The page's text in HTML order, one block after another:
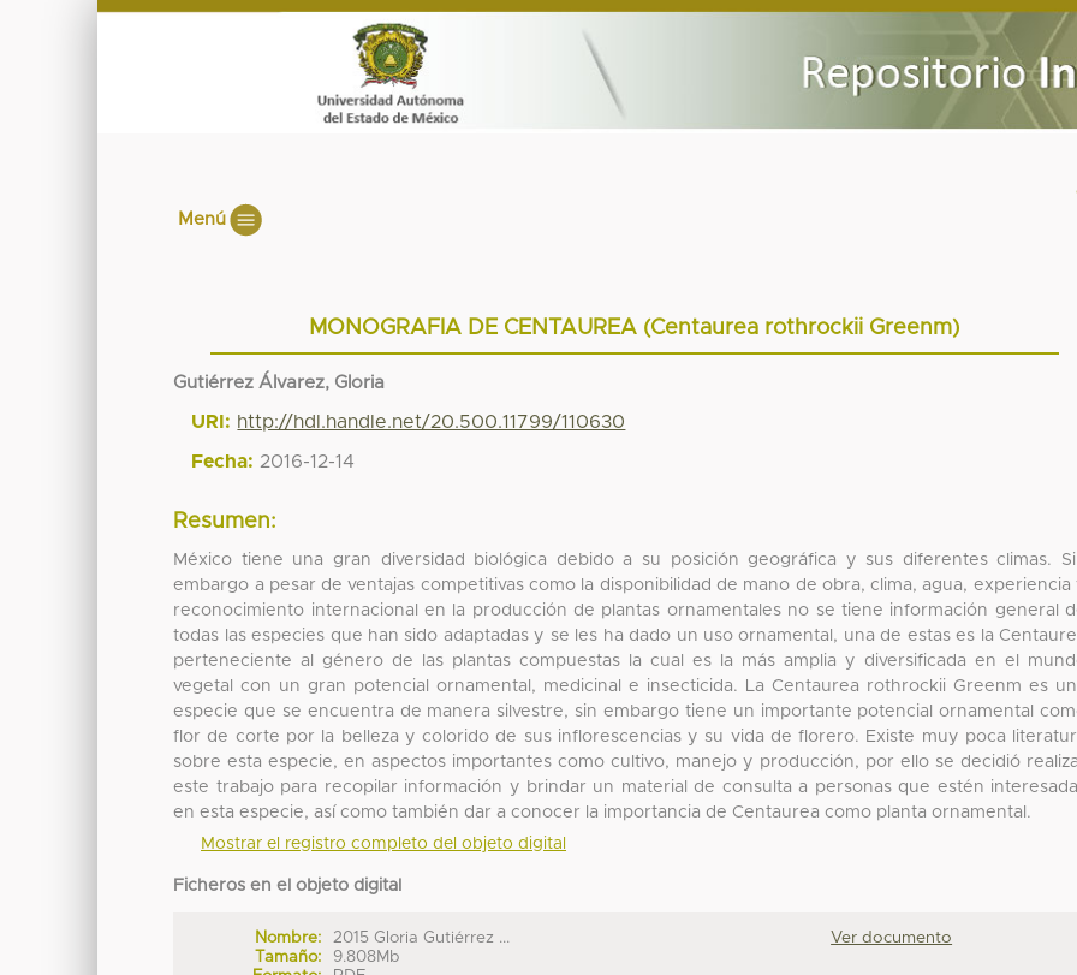
Menú
MONOGRAFIA DE CENTAUREA (Centaurea rothrockii Greenm)
Gutiérrez Álvarez, Gloria
URI: http://hdl.handle.net/20.500.11799/110630
Fecha: 2016-12-14
Resumen:
México tiene una gran diversidad biológica debido a su posición geográfica y sus diferentes climas.
embargo a pesar de ventajas competitivas como la disponibilidad de mano de obra, clima, agua, experiencia
reconocimiento internacional en la producción de plantas ornamentales no se tiene información general
todas las especies que han sido adaptadas y se les ha dado un uso ornamental, una de estas es la
perteneciente al género de las plantas compuestas la cual es la más amplia y diversificada en el
vegetal con un gran potencial ornamental, medicinal e insecticida. La Centaurea rothrockii Greenm es
especie que se encuentra de manera silvestre, sin embargo tiene un importante potencial ornamental
flor de corte por la belleza y colorido de sus inflorescencias y su vida de florero. Existe muy poca
sobre esta especie, en aspectos importantes como cultivo, manejo y producción, por ello se decidió
este trabajo para recopilar información y brindar un material de consulta a personas que estén
en esta especie, así como también dar a conocer la importancia de Centaurea como planta ornamental.
Mostrar el registro completo del objeto digital
Ficheros en el objeto digital
Nombre:
2015 Gloria Gutiérrez ...
Tamaño:
9.808Mb
Ver documento